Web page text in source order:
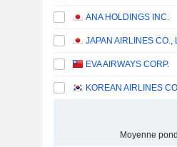
ANA HOLDINGS INC.
JAPAN AIRLINES CO.,
EVA AIRWAYS CORP.
KOREAN AIRLINES
Moyenne